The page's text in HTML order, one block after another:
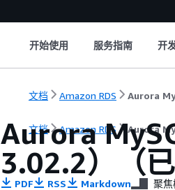
开始使用 服务指南 开
文档 Amazon RDS Aurora
文档 Amazon RDS Aurora
Aurora
3.02.2）（已
PDF RSS Markdown 聚